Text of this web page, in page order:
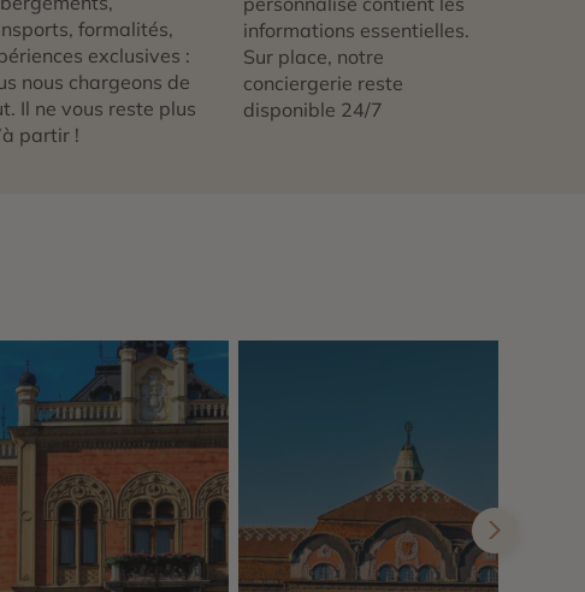
formalités,
exclusives :
nous chargeons de
Il ne vous reste plus
partir !
informations essentielles.
Sur place, notre
conciergerie reste
disponible 24/7